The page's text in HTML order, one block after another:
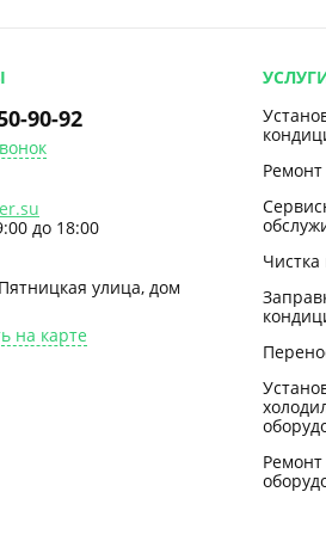
90-92
до 18:00
улица, дом
на карте
Ремонт